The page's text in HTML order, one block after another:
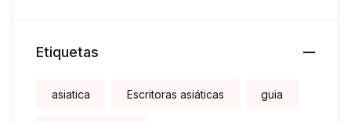
Etiquetas
asiatica Escritoras asiáticas guia